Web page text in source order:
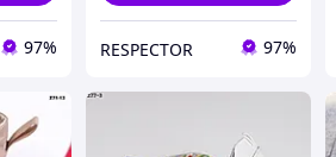
97% RESPECTOR 97%